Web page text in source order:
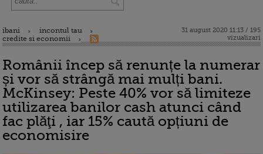
ibani
incontul tau
credite si economii
31 august 2020 11:13 / 195
vizualizari
Românii încep să renunțe la numerar
și vor să strângă mai mulți bani.
McKinsey: Peste 40% vor să limiteze
utilizarea banilor cash atunci când
fac plăţi , iar 15% caută opțiuni de
economisire